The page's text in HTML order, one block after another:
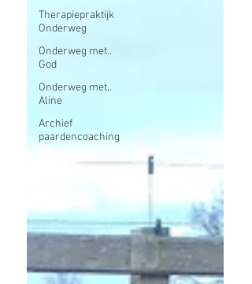
Therapiepraktijk
Onderweg
Onderweg met..
God
Onderweg met..
Aline
Archief
paardencoaching